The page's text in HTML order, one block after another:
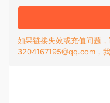
如果链接失效或充值问题
3204167195@qq.com，